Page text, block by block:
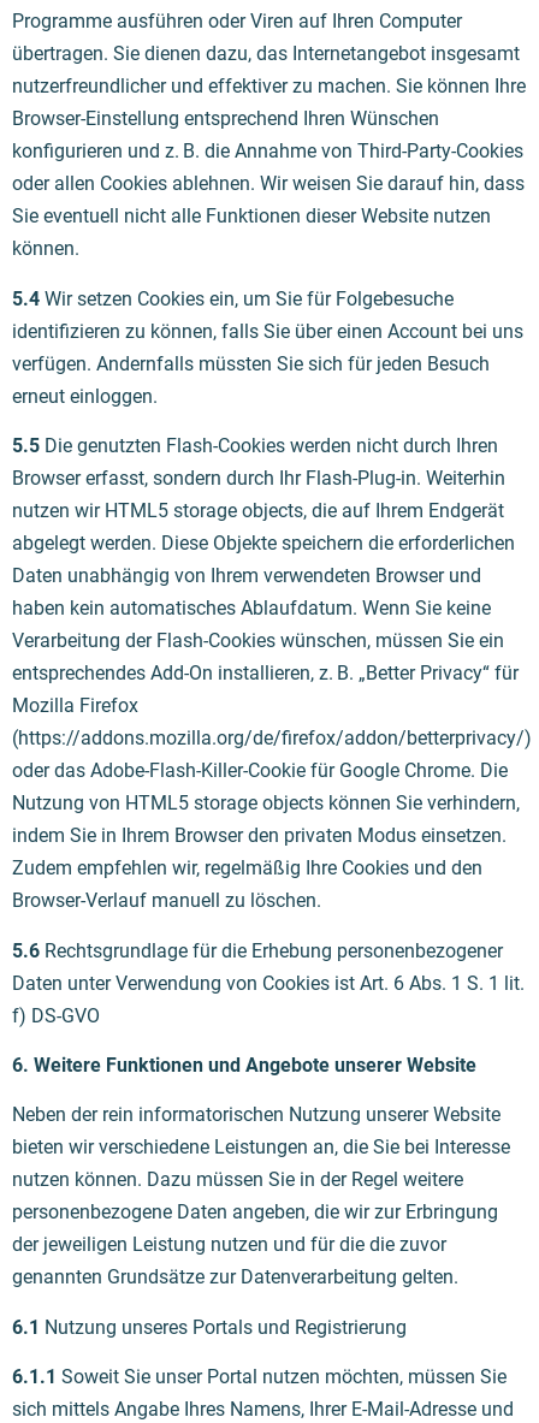
Programme ausführen oder Viren auf Ihren Computer
übertragen. Sie dienen dazu, das Internetangebot insgesamt
nutzerfreundlicher und effektiver zu machen. Sie können Ihre
Browser-Einstellung entsprechend Ihren Wünschen
konfigurieren und z. B. die Annahme von Third-Party-Cookies
oder allen Cookies ablehnen. Wir weisen Sie darauf hin, dass
Sie eventuell nicht alle Funktionen dieser Website nutzen
können.
5.4 Wir setzen Cookies ein, um Sie für Folgebesuche
identifizieren zu können, falls Sie über einen Account bei uns
verfügen. Andernfalls müssten Sie sich für jeden Besuch
erneut einloggen.
5.5 Die genutzten Flash-Cookies werden nicht durch Ihren
Browser erfasst, sondern durch Ihr Flash-Plug-in. Weiterhin
nutzen wir HTML5 storage objects, die auf Ihrem Endgerät
abgelegt werden. Diese Objekte speichern die erforderlichen
Daten unabhängig von Ihrem verwendeten Browser und
haben kein automatisches Ablaufdatum. Wenn Sie keine
Verarbeitung der Flash-Cookies wünschen, müssen Sie ein
entsprechendes Add-On installieren, z. B. „Better Privacy“ für
Mozilla Firefox
(https://addons.mozilla.org/de/firefox/addon/betterprivacy/)
oder das Adobe-Flash-Killer-Cookie für Google Chrome. Die
Nutzung von HTML5 storage objects können Sie verhindern,
indem Sie in Ihrem Browser den privaten Modus einsetzen.
Zudem empfehlen wir, regelmäßig Ihre Cookies und den
Browser-Verlauf manuell zu löschen.
5.6 Rechtsgrundlage für die Erhebung personenbezogener
Daten unter Verwendung von Cookies ist Art. 6 Abs. 1 S. 1 lit.
f) DS-GVO
6. Weitere Funktionen und Angebote unserer Website
Neben der rein informatorischen Nutzung unserer Website
bieten wir verschiedene Leistungen an, die Sie bei Interesse
nutzen können. Dazu müssen Sie in der Regel weitere
personenbezogene Daten angeben, die wir zur Erbringung
der jeweiligen Leistung nutzen und für die die zuvor
genannten Grundsätze zur Datenverarbeitung gelten.
6.1 Nutzung unseres Portals und Registrierung
6.1.1 Soweit Sie unser Portal nutzen möchten, müssen Sie
sich mittels Angabe Ihres Namens, Ihrer E-Mail-Adresse und